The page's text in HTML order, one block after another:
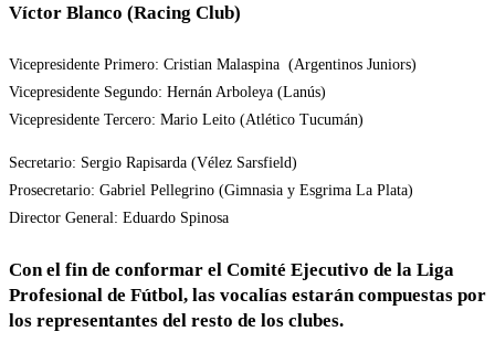
Víctor Blanco (Racing Club)
Vicepresidente Primero: Cristian Malaspina (Argentinos Juniors)
Vicepresidente Segundo: Hernán Arboleya (Lanús)
Vicepresidente Tercero: Mario Leito (Atlético Tucumán)
Secretario: Sergio Rapisarda (Vélez Sarsfield)
Prosecretario: Gabriel Pellegrino (Gimnasia y Esgrima La Plata)
Director General: Eduardo Spinosa
Con el fin de conformar el Comité Ejecutivo de la Liga
Profesional de Fútbol, las vocalías estarán compuestas por
los representantes del resto de los clubes.